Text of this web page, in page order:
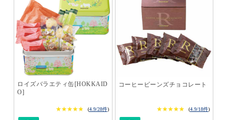
ロイズバラエティ缶[HOKKAID
O]
★★★★★
★★★★★ (4.9/28件)
コーヒービーンズチョコレート
★★★★★
★★★★★ (4.9/18件)